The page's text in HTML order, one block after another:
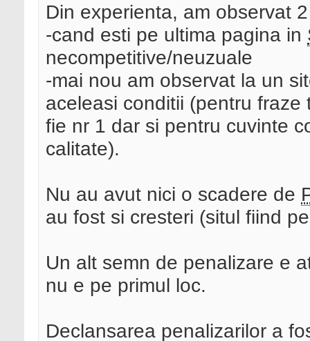
Din experienta, am observat
-cand esti pe ultima pagina in
necompetitive/neuzuale
-mai nou am observat la un
aceleasi conditii (pentru
fie nr 1 dar si pentru cuvinte
calitate).
Nu au avut nici o scadere de
au fost si cresteri (situl fiind
Un alt semn de penalizare e
nu e pe primul loc.
Declansarea penalizarilor a